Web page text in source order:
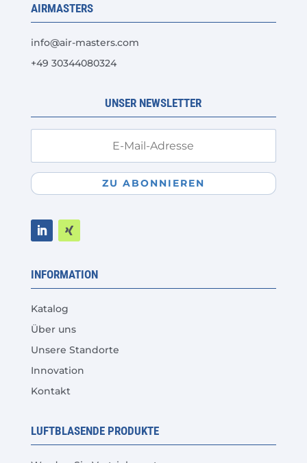
AIRMASTERS
info@air-masters.com
+49 30344080324
UNSER NEWSLETTER
ZU ABONNIEREN
INFORMATION
Katalog
Über uns
Unsere Standorte
Innovation
Kontakt
LUFTBLASENDE PRODUKTE